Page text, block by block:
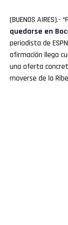
(BUENOS AIRES).-
quedarse en
periodista de
afirmación llega
una oferta
moverse de la